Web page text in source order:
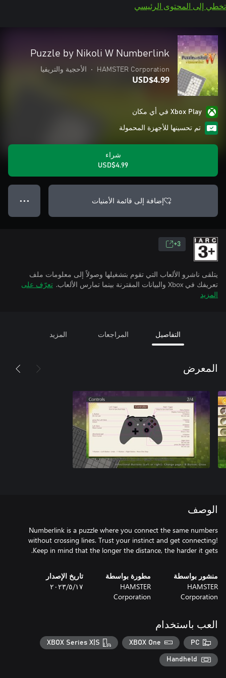
تخطي إلى المحتوى الرئيسي
Puzzle by Nikoli W Numberlink
HAMSTER Corporation
• الأحجية والتريفيا
USD$4.99
Xbox Play في أي مكان
تم تحسينها للأجهزة المحمولة
شراء
USD$4.99
إضافة إلى قائمة الأمنيات ● ● ●
3+
يتلقى ناشرو الألعاب التي تقوم بتشغيلها وصولاً إلى معلومات ملف
تعريفك في Xbox والبيانات المقترنة بينما تمارس الألعاب.
تعرّف على
المزيد
التفاصيل المراجعات المزيد
المعرض
الوصف
Numberlink is a puzzle where you connect the same numbers
without crossing lines. Trust your instinct and get connecting!
Keep in mind that the longer the distance, the harder it gets.
منشور بواسطة
HAMSTER
Corporation
مطورة بواسطة
HAMSTER
Corporation
تاريخ الإصدار
١٧‏/٥‏/٢٠٢٣
العب باستخدام
PC
XBOX One
XBOX Series X|S
Handheld